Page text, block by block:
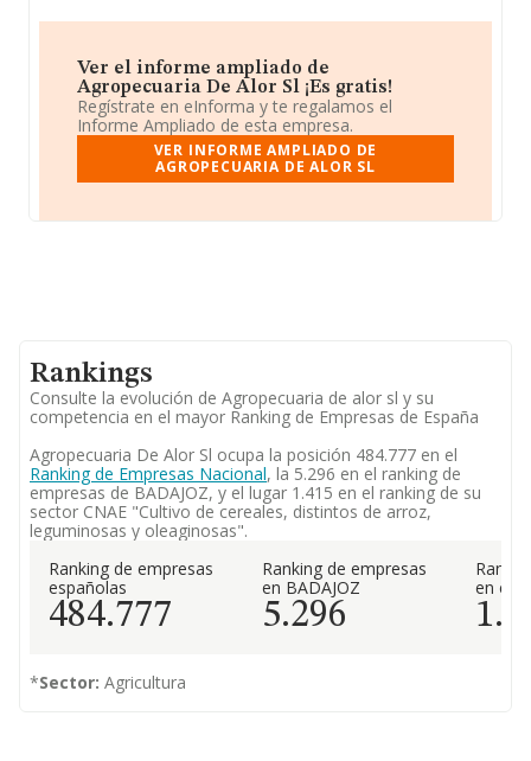
Ver el informe ampliado de
Agropecuaria De Alor Sl ¡Es gratis!
Regístrate en eInforma y te regalamos el
Informe Ampliado de esta empresa.
VER INFORME AMPLIADO DE
AGROPECUARIA DE ALOR SL
Rankings
Consulte la evolución de Agropecuaria de alor sl y su
competencia en el mayor Ranking de Empresas de España
Agropecuaria De Alor Sl ocupa la posición 484.777 en el
Ranking de Empresas Nacional, la 5.296 en el ranking de
empresas de BADAJOZ, y el lugar 1.415 en el ranking de su
sector CNAE "Cultivo de cereales, distintos de arroz,
leguminosas y oleaginosas".
Ranking de empresas
españolas
484.777
Ranking de empresas
en BADAJOZ
5.296
en el
*Sector: Agricultura